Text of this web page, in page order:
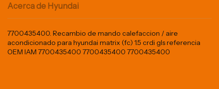
Acerca de Hyundai
7700435400. Recambio de mando calefaccion / aire
acondicionado para hyundai matrix (fc) 1.5 crdi gls referencia
OEM IAM 7700435400 7700435400 7700435400